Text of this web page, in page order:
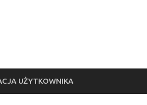
UŻYTKOWNIKA